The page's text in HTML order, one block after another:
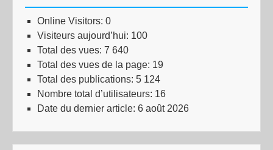
Online Visitors: 0
Visiteurs aujourd’hui: 100
Total des vues: 7 640
Total des vues de la page: 19
Total des publications: 5 124
Nombre total d’utilisateurs: 16
Date du dernier article: 6 août 2026